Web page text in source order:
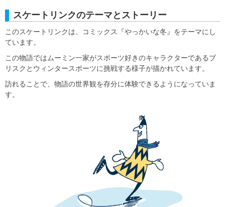
スケートリンクのテーマとストーリー
このスケートリンクは、コミックス『やっかいな冬』をテーマにし
ています。
この物語ではムーミン一家がスポーツ好きのキャラクターであるブ
リスクとウィンタースポーツに挑戦する様子が描かれています。
訪れることで、物語の世界観を存分に体験できるようになっていま
す。